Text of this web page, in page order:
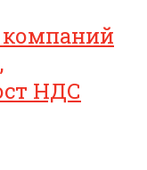
компаний
НДС